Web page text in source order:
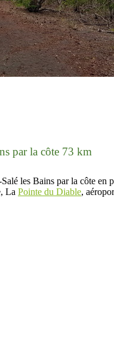
par la côte 73 km
les Bains par la côte en
La Pointe du Diable,